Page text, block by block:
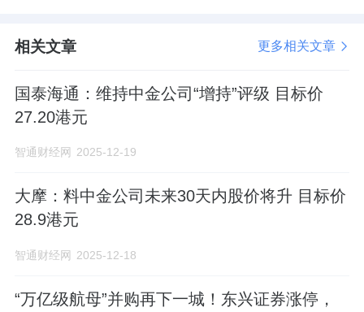
相关文章 更多相关文章
国泰海通：维持中金公司“增持”评级 目标价
27.20港元
智通财经网 2025-12-19
大摩：料中金公司未来30天内股价将升 目标价
28.9港元
智通财经网 2025-12-18
“万亿级航母”并购再下一城！东兴证券涨停，